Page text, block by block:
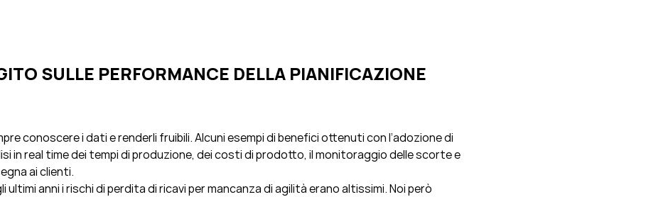
SULLE PERFORMANCE DELLA PIANIFICAZIONE
conoscere i dati e renderli fruibili. Alcuni esempi di benefici ottenuti con l’adozione di
in real time dei tempi di produzione, dei costi di prodotto, il monitoraggio delle scorte e
ai clienti.
ultimi anni i rischi di perdita di ricavi per mancanza di agilità erano altissimi. Noi però